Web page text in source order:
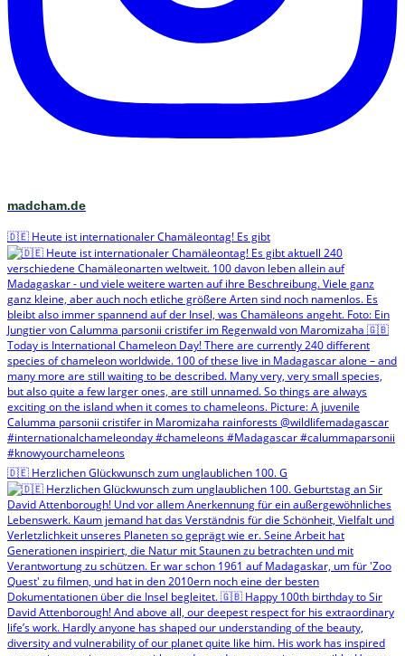
madcham.de
🇩🇪 Heute ist internationaler Chamäleontag! Es gibt
🇩🇪 Herzlichen Glückwunsch zum unglaublichen 100. G